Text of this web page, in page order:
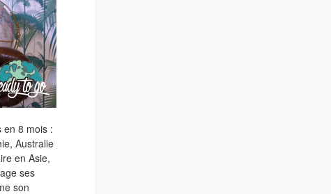
en 8 mois :
Australie
en Asie,
ses
son